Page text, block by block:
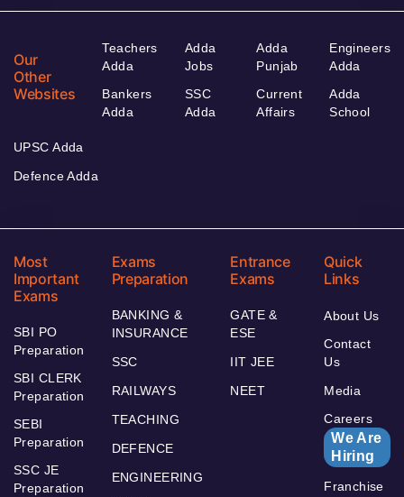
Our
Other
Websites
Teachers
Adda
Bankers
Adda
Adda
Jobs
SSC
Adda
Adda
Punjab
Current
Affairs
Engineers
Adda
Adda
School
UPSC Adda
Defence Adda
Most
Important
Exams
SBI PO
Preparation
SBI CLERK
Preparation
SEBI
Preparation
SSC JE
Preparation
Exams
Preparation
BANKING &
INSURANCE
SSC
RAILWAYS
TEACHING
DEFENCE
ENGINEERING
Entrance
Exams
GATE &
ESE
IIT JEE
NEET
Quick
Links
About Us
Contact
Us
Media
Careers
We Are
Hiring
Franchise